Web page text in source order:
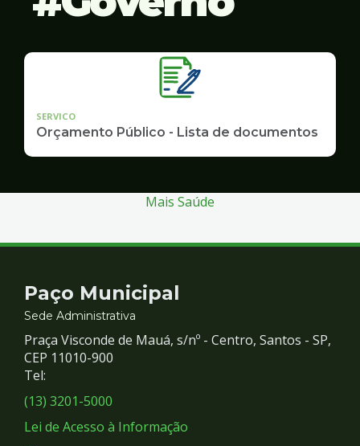
SERVICO
Orçamento Público - Lista de documentos
Mais Saúde
Contato
e
Redes
Sociais
Paço Municipal
Sede Administrativa
Praça Visconde de Mauá, s/nº - Centro, Santos - SP,
CEP 11010-900
Tel:
(13) 3201-5000
Lei de Acesso à Informação